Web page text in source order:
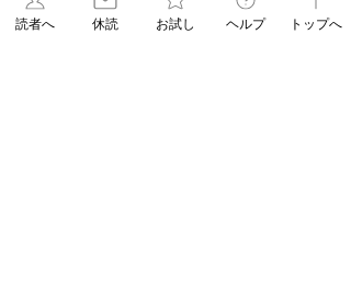
ASA jiyugaoka
フォロー
読者へ 休読 お試し ヘルプ トップへ